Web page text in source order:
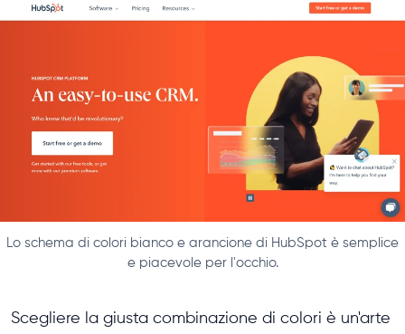
Lo schema di colori bianco e arancione di HubSpot è semplice
e piacevole per l'occhio.
Scegliere la giusta combinazione di colori è un'arte